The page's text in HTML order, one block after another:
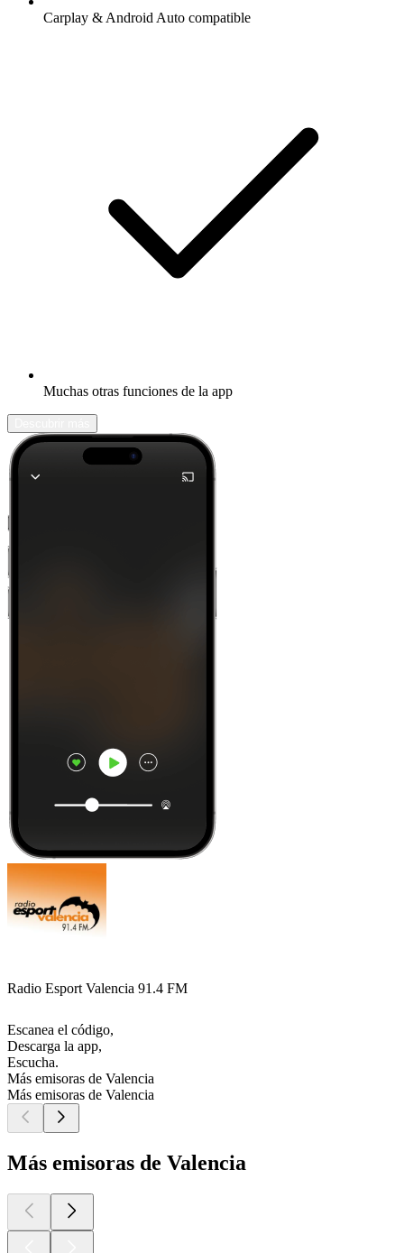
Carplay & Android Auto compatible
Muchas otras funciones de la app
Radio Esport Valencia 91.4 FM
Escanea el código,
Descarga la app,
Escucha.
Más emisoras de Valencia
Más emisoras de Valencia
Más emisoras de Valencia